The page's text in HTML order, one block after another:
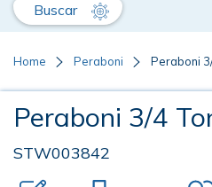
Buscar
Home Peraboni Peraboni
Peraboni 3/4
STW003842